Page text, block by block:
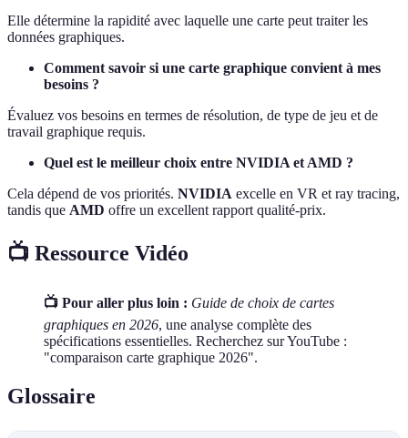
Elle détermine la rapidité avec laquelle une carte peut traiter les
données graphiques.
Comment savoir si une carte graphique convient à mes
besoins ?
Évaluez vos besoins en termes de résolution, de type de jeu et de
travail graphique requis.
Quel est le meilleur choix entre NVIDIA et AMD ?
Cela dépend de vos priorités. NVIDIA excelle en VR et ray tracing,
tandis que AMD offre un excellent rapport qualité-prix.
📺 Ressource Vidéo
📺 Pour aller plus loin : Guide de choix de cartes
graphiques en 2026, une analyse complète des
spécifications essentielles. Recherchez sur YouTube :
"comparaison carte graphique 2026".
Glossaire